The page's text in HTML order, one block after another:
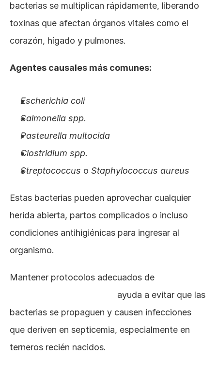
bacterias se multiplican rápidamente, liberando
toxinas que afectan órganos vitales como el
corazón, hígado y pulmones.
Agentes causales más comunes:
Escherichia coli
Salmonella spp.
Pasteurella multocida
Clostridium spp.
Streptococcus o Staphylococcus aureus
Estas bacterias pueden aprovechar cualquier
herida abierta, partos complicados o incluso
condiciones antihigiénicas para ingresar al
organismo.
Mantener protocolos adecuados de
ayuda a evitar que las
bacterias se propaguen y causen infecciones
que deriven en septicemia, especialmente en
terneros recién nacidos.